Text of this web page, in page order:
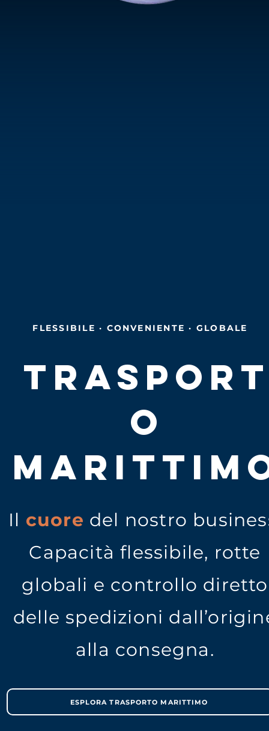
FLESSIBILE · CONVENIENTE · GLOBALE
O
Il cuore del nostro
Capacità flessibile, rotte
globali e controllo diretto
delle spedizioni
alla consegna.
ESPLORA TRASPORTO MARITTIMO